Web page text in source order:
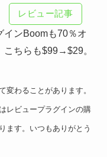
レビュー記事
インBoomも70％オ
こちらも$99→$29。
わることがあります。
レビュープラグインの購
ます。いつもありがとう